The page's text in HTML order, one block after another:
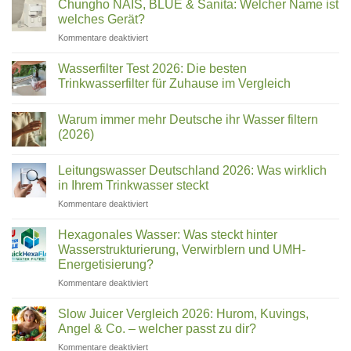
für
Sellerie
Test
10
Chungho NAIS, BLUE & Sanita: Welcher Name ist
welches Gerät?
Kommentare deaktiviertfür
NAIS,
BLUE
Welcher
Gerät?
Wasserfilter Test 2026: Die besten
Trinkwasserfilter für Zuhause im Vergleich
zu
Wasserfilter
Test
besten
Trinkwasserfilter
für
Zuhause
Warum immer mehr Deutsche ihr Wasser filtern
(2026)
zu
Warum
immer
mehr
Wasser
filtern
(2026)
Leitungswasser Deutschland 2026: Was wirklich
in Ihrem Trinkwasser steckt
Kommentare deaktiviertfür
Deutschland
Was
wirklich
in
Trinkwasser
steckt
Hexagonales Wasser: Was steckt hinter
Wasserstrukturierung, Verwirblern und UMH-
Energetisierung?
Kommentare deaktiviertfür
Wasser:
Was
steckt
hinter
Slow Juicer Vergleich 2026: Hurom, Kuvings,
Angel & Co. – welcher passt zu dir?
Kommentare deaktiviertfür